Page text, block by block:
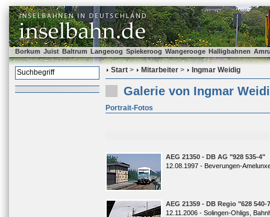
Borkum Juist Baltrum Langeoog Spiekeroog Wangerooge Halligbahnen
Start > Mitarbeiter > Ingmar Weidig
Galerie von Ingmar
Portrait-Fotos
AEG 21350 - DB AG "928 535-4"
12.08.1997 - Beverungen-
AEG 21359 - DB Regio "628 540-
12.11.2006 - Solingen-Ohligs,